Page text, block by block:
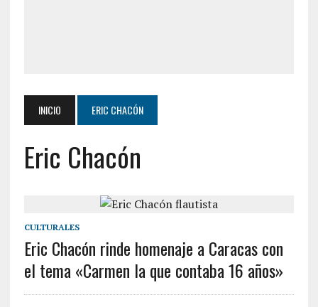
INICIO ERIC CHACÓN
Eric Chacón
CULTURALES
Eric Chacón rinde homenaje a Caracas con
el tema «Carmen la que contaba 16 años»